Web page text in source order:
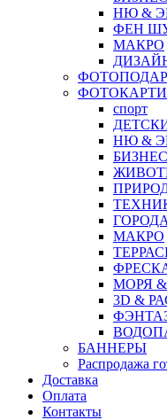
НЮ &
ФЕН
МАКРО
спорт
НЮ &
БИЗНЕС
МАКРО
МОРЯ
3D &
БАННЕРЫ
Распродажа
Доставка
Оплата
Контакты